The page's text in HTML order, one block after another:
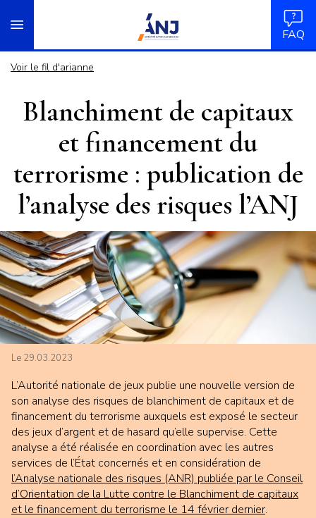
au
accueil
FAQ
Voir le fil d'arianne
Blanchiment de capitaux
et financement du
terrorisme : publication de
l’analyse des risques l’ANJ
Le 29.03.2023
L’Autorité nationale de jeux publie une nouvelle version de
son analyse des risques de blanchiment de capitaux et de
financement du terrorisme auxquels est exposé le secteur
des jeux d’argent et de hasard qu’elle supervise. Cette
analyse a été réalisée en coordination avec les autres
services de l’État concernés et en considération de
l’Analyse nationale des risques (ANR) publiée par le Conseil
d’Orientation de la Lutte contre le Blanchiment de capitaux
et le financement du terrorisme le 14 février dernier.